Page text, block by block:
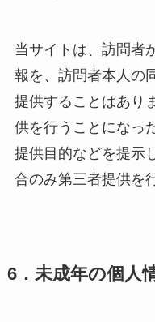
当サイトは、訪問者
報を、訪問者本人の
提供することはあり
供を行うことになっ
提供目的などを提示
合のみ第三者提供を
6．未成年の個人